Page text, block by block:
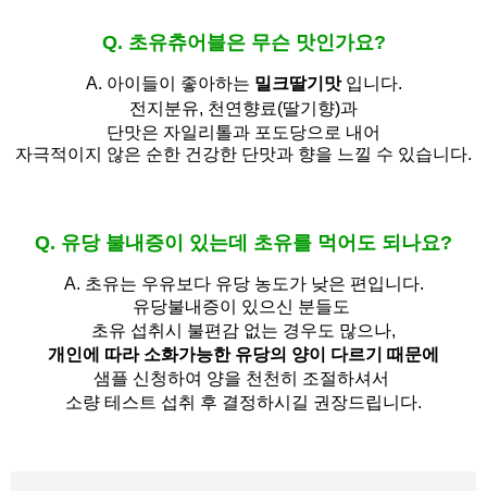
Q. 초유츄어블은 무슨 맛인가요?
A. 아이들이 좋아하는 밀크딸기맛입니다.
전지분유, 천연향료(딸기향)과
단맛은 자일리톨과 포도당으로 내어
자극적이지 않은 순한 건강한 단맛과 향을 느낄 수 있습니다.
Q. 유당 불내증이 있는데 초유를 먹어도 되나요?
A. 초유는 우유보다 유당 농도가 낮은 편입니다.
유당불내증이 있으신 분들도
초유 섭취시 불편감 없는 경우도 많으나,
개인에 따라 소화가능한 유당의 양이 다르기 때문에
샘플 신청하여 양을 천천히 조절하셔서
소량 테스트 섭취 후 결정하시길 권장드립니다.